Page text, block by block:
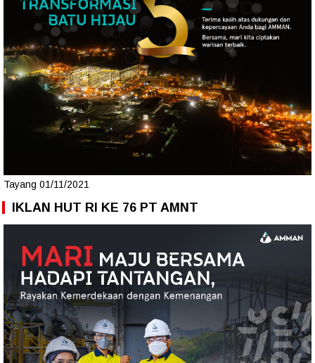
Tayang 01/11/2021
IKLAN HUT RI KE 76 PT AMNT